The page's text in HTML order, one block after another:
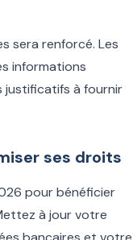
sera renforcé. Les
informations
justificatifs à fournir
ses droits
pour bénéficier
à jour votre